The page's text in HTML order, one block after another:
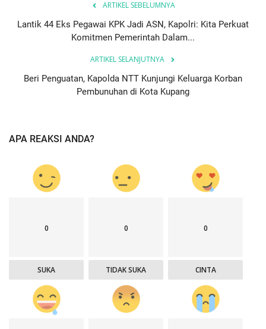
ARTIKEL SEBELUMNYA
Lantik 44 Eks Pegawai KPK Jadi ASN, Kapolri: Kita Perkuat
Komitmen Pemerintah Dalam...
ARTIKEL SELANJUTNYA
Beri Penguatan, Kapolda NTT Kunjungi Keluarga Korban
Pembunuhan di Kota Kupang
APA REAKSI ANDA?
0
SUKA
0
TIDAK SUKA
0
CINTA